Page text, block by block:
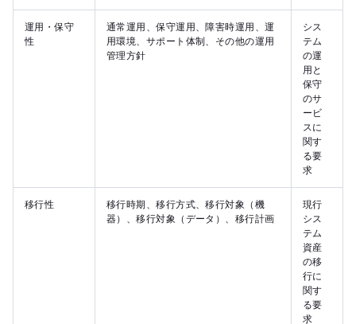
運用・保守
性
通常運用、保守運用、障害時運用、運
用環境、サポート体制、その他の運用
管理方針
シス
テム
の運
用と
保守
のサ
ービ
スに
関す
る要
求
移行性
移行時期、移行方式、移行対象（機
器）、移行対象（データ）、移行計画
現行
シス
テム
資産
の移
行に
関す
る要
求